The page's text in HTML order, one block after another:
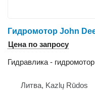
Цена по запросу
Гидравлика - гидромотор
Литва, Kazlų Rūdos